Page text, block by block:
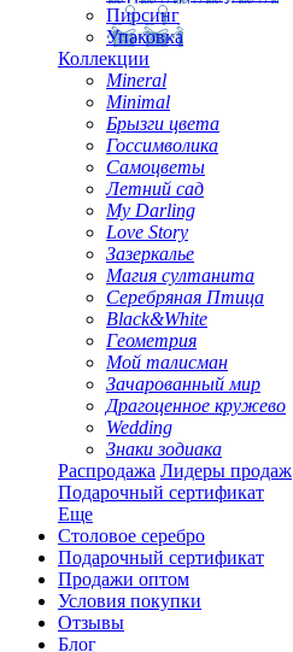
Пирсинг
Упаковка
Коллекции
Mineral
Minimal
Брызги цвета
Госсимволика
Самоцветы
Летний сад
My Darling
Love Story
Зазеркалье
Магия султанита
Серебряная Птица
Black&White
Геометрия
Мой талисман
Зачарованный мир
Драгоценное кружево
Wedding
Знаки зодиака
Распродажа Лидеры продаж
Подарочный сертификат
Еще
Столовое серебро
Подарочный сертификат
Продажи оптом
Условия покупки
Отзывы
Блог